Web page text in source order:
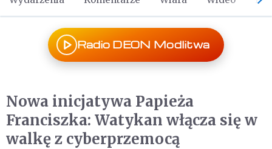
Radio DEON Modlitwa
Nowa inicjatywa Papieża
Franciszka: Watykan włącza się w
walkę z cyberprzemocą